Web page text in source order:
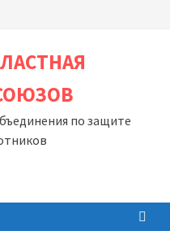
по защите